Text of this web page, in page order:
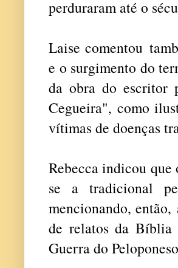
perduraram até o
Laise comentou
e o surgimento do
da obra do escritor
Cegueira", como
vítimas de doenças
Rebecca indicou que
se a tradicional
mencionando,
de relatos da
Guerra do